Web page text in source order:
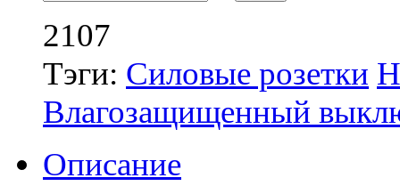
2107
Тэги: Силовые розетки
Влагозащищенный
Описание